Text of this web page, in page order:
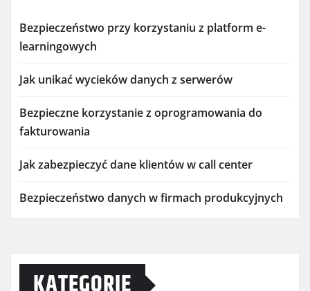
Bezpieczeństwo przy korzystaniu z platform e-
learningowych
Jak unikać wycieków danych z serwerów
Bezpieczne korzystanie z oprogramowania do
fakturowania
Jak zabezpieczyć dane klientów w call center
Bezpieczeństwo danych w firmach produkcyjnych